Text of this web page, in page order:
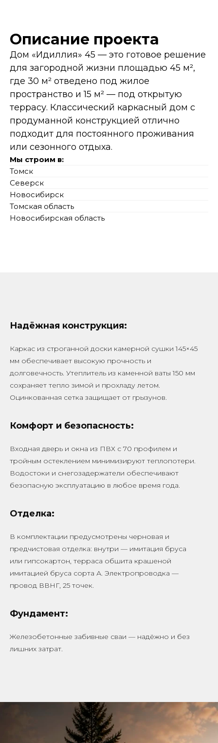
Описание проекта
Дом «Идиллия» 45 — это готовое решение
для загородной жизни площадью 45 м²,
где 30 м² отведено под жилое
пространство и 15 м² — под открытую
террасу. Классический каркасный дом с
продуманной конструкцией отлично
подходит для постоянного проживания
или сезонного отдыха.
Мы строим в:
Томск
Северск
Новосибирск
Томская область
Новосибирская область
Надёжная конструкция:
Каркас из строганной доски камерной сушки 145×45
мм обеспечивает высокую прочность и
долговечность. Утеплитель из каменной ваты 150 мм
сохраняет тепло зимой и прохладу летом.
Оцинкованная сетка защищает от грызунов.
Комфорт и безопасность:
Входная дверь и окна из ПВХ с 70 профилем и
тройным остеклением минимизируют теплопотери.
Водостоки и снегозадержатели обеспечивают
безопасную эксплуатацию в любое время года.
Отделка:
В комплектации предусмотрены черновая и
предчистовая отделка: внутри — имитация бруса
или гипсокартон, терраса обшита крашеной
имитацией бруса сорта А. Электропроводка —
провод ВВНГ, 25 точек.
Фундамент:
Железобетонные забивные сваи — надёжно и без
лишних затрат.